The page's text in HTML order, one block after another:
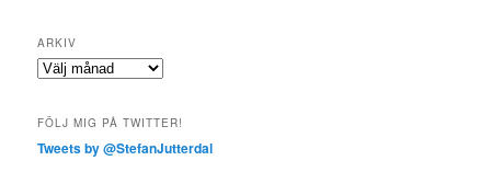
ARKIV
Arkiv
FÖLJ MIG PÅ TWITTER!
Tweets by @StefanJutterdal